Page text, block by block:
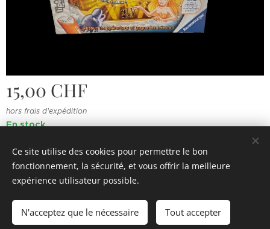
15,00 CHF
hors frais d'expédition
En stock
Ce site utilise des cookies pour permettre le bon
fonctionnement, la sécurité, et vous offrir la meilleure
expérience utilisateur possible.
N'acceptez que le nécessaire Tout accepter